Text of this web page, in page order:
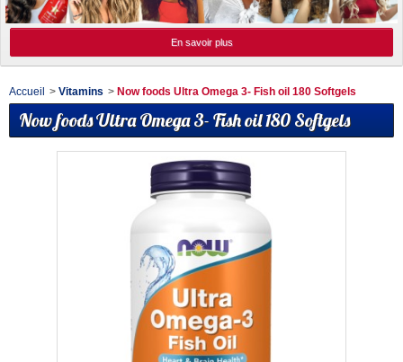
En savoir plus
Accueil > Vitamins > Now foods Ultra Omega 3- Fish oil 180 Softgels
Now foods Ultra Omega 3- Fish oil 180 Softgels